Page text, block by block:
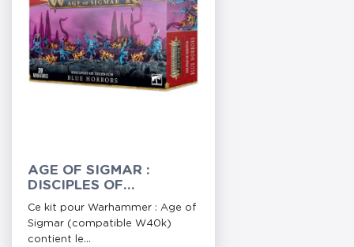
AGE OF SIGMAR :
DISCIPLES OF
TZEENTCH - BLUE
HORRORS
Ce kit pour Warhammer : Age of
Sigmar (compatible W40k)
contient le...